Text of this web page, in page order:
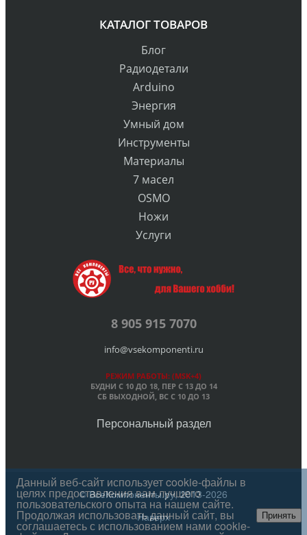
КАТАЛОГ ТОВАРОВ
Блог
Радиодетали
Arduino
Энергия
Умный дом
Инструменты
Материалы
7 масел
OSMO
Ножи
Услуги
8 905 915 7070
info@vsekomponenti.ru
РЕЖИМ РАБОТЫ: (MSK+4)
БУДНИ С 10 ДО 18, ПЕРС 13 ДО 14
СБ ВЫХОДНОЙ, ВС С 10 ДО 13
Персональный раздел
© ВсеКомпоненты.ру, 2013-2026
Наверх
Данный веб-сайт использует cookie-файлы в
целях предоставления вам лучшего
пользовательского опыта на нашем сайте.
Продолжая использовать данный сайт, вы
соглашаетесь с использованием нами cookie-
Принять